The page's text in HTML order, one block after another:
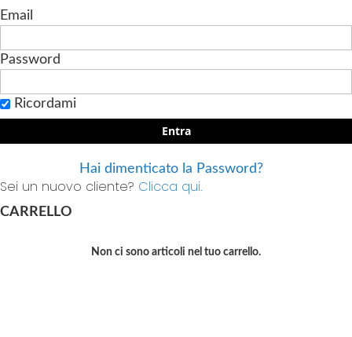
Email
Password
Ricordami
Entra
Hai dimenticato la Password?
Sei un nuovo cliente? Clicca qui.
CARRELLO
Non ci sono articoli nel tuo carrello.